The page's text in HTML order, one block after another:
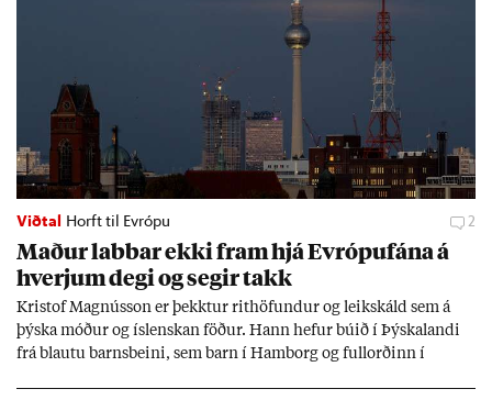
Viðtal Horft til Evrópu 2
Mað­ur labb­ar ekki fram hjá Evr­ópuf­ána á
hverj­um degi og seg­ir takk
Kri­stof Magnús­son er þekkt­ur rit­höf­und­ur og leik­skáld sem á
þýska móð­ur og ís­lensk­an föð­ur. Hann hef­ur bú­ið í Þýskalandi
frá blautu barns­beini, sem barn í Ham­borg og full­orð­inn í